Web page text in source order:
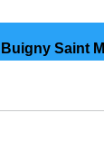
Saint